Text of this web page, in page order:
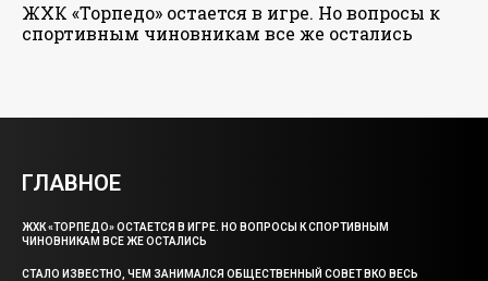
ЖХК «Торпедо» остается в игре. Но вопросы к
спортивным чиновникам все же остались
ГЛАВНОЕ
ЖХК «ТОРПЕДО» ОСТАЕТСЯ В ИГРЕ. НО ВОПРОСЫ К СПОРТИВНЫМ
ЧИНОВНИКАМ ВСЕ ЖЕ ОСТАЛИСЬ
СТАЛО ИЗВЕСТНО, ЧЕМ ЗАНИМАЛСЯ ОБЩЕСТВЕННЫЙ СОВЕТ ВКО ВЕСЬ